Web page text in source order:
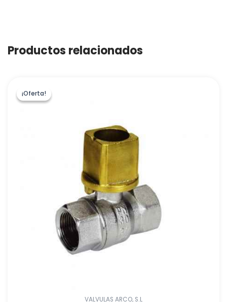
Productos relacionados
¡Oferta!
¡Oferta!
VALVULAS ARCO, S.L